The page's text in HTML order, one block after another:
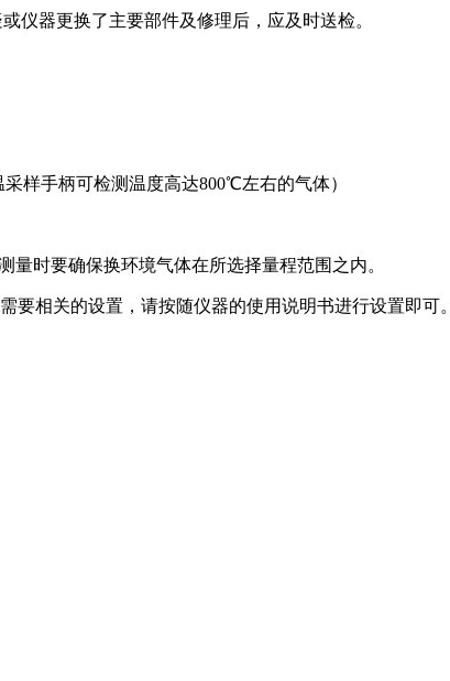
仪器更换了主要部件及修理后，应及时送检。
样手柄可检测温度高达800℃左右的气体）
量时要确保换环境气体在所选择量程范围之内。
要相关的设置，请按随仪器的使用说明书进行设置即可。